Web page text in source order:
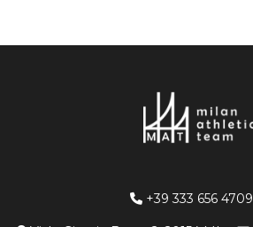
+39 333 656 4709